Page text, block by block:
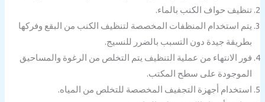
تنظيف حواف الكنب بالماء.
يتم استخدام المنظفات المخصصة لتنظيف الكنب من البقع وفركها
بطريقة جيدة دون التسبب بالضرر للنسيج.
فور الانتهاء من عملية التنظيف يتم التخلص من الرغوة والمساحيق
الموجودة على سطح المكتب.
استخدام أجهزة التجفيف المخصصة للتخلص من المياه.